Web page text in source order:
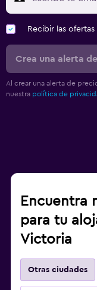
Recibir las
Crea una alerta
Al crear una alerta de
nuestra política de
Encuentra
para tu
Victoria
Otras ciudades